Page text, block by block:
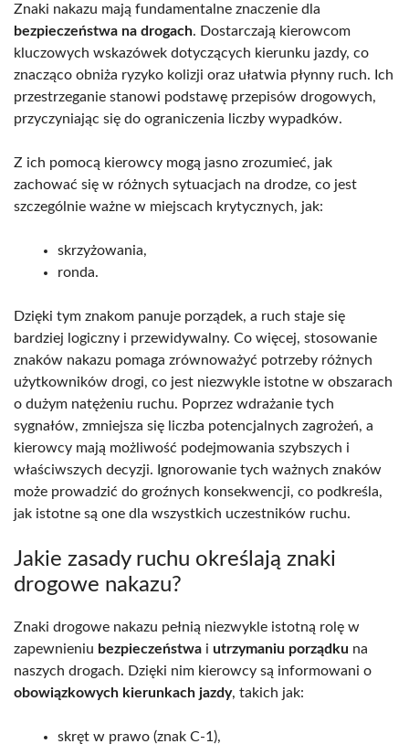
Znaki nakazu mają fundamentalne znaczenie dla
bezpieczeństwa na drogach. Dostarczają kierowcom
kluczowych wskazówek dotyczących kierunku jazdy, co
znacząco obniża ryzyko kolizji oraz ułatwia płynny ruch. Ich
przestrzeganie stanowi podstawę przepisów drogowych,
przyczyniając się do ograniczenia liczby wypadków.
Z ich pomocą kierowcy mogą jasno zrozumieć, jak
zachować się w różnych sytuacjach na drodze, co jest
szczególnie ważne w miejscach krytycznych, jak:
skrzyżowania,
ronda.
Dzięki tym znakom panuje porządek, a ruch staje się
bardziej logiczny i przewidywalny. Co więcej, stosowanie
znaków nakazu pomaga zrównoważyć potrzeby różnych
użytkowników drogi, co jest niezwykle istotne w obszarach
o dużym natężeniu ruchu. Poprzez wdrażanie tych
sygnałów, zmniejsza się liczba potencjalnych zagrożeń, a
kierowcy mają możliwość podejmowania szybszych i
właściwszych decyzji. Ignorowanie tych ważnych znaków
może prowadzić do groźnych konsekwencji, co podkreśla,
jak istotne są one dla wszystkich uczestników ruchu.
Jakie zasady ruchu określają znaki
drogowe nakazu?
Znaki drogowe nakazu pełnią niezwykle istotną rolę w
zapewnieniu bezpieczeństwa i utrzymaniu porządku na
naszych drogach. Dzięki nim kierowcy są informowani o
obowiązkowych kierunkach jazdy, takich jak:
skręt w prawo (znak C-1),